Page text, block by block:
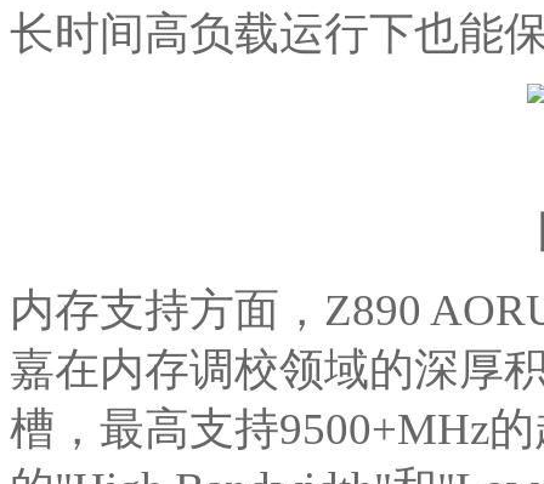
长时间高负载运行下也能
内存支持方面，Z890
嘉在内存调校领域的深厚
槽，最高支持9500+MHz